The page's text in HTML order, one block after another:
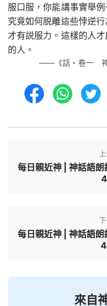
服口服，你能講事實舉
究竟如何脱離這些悖逆
才有説服力。這樣的人
的人。
——《話・卷一 神
每日親近神 | 神話語
每日親近神 | 神話語
來自